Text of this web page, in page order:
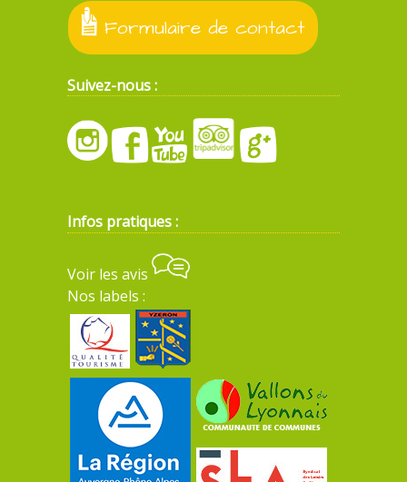
Formulaire de contact
Suivez-nous :
Infos pratiques :
Voir les avis
Nos labels :